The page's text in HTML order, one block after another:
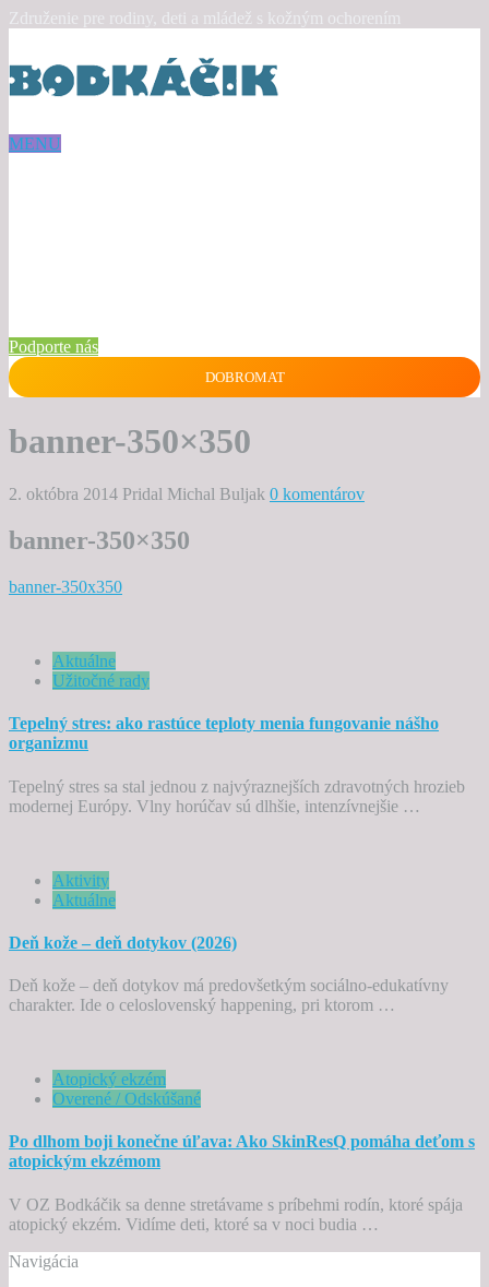
Združenie pre rodiny, deti a mládež s kožným ochorením
MENU
Podporte nás
DOBROMAT
banner-350×350
2. októbra 2014 Pridal Michal Buljak 0 komentárov
banner-350×350
banner-350x350
Aktuálne
Užitočné rady
Tepelný stres: ako rastúce teploty menia fungovanie nášho
organizmu
Tepelný stres sa stal jednou z najvýraznejších zdravotných hrozieb
modernej Európy. Vlny horúčav sú dlhšie, intenzívnejšie …
Aktivity
Aktuálne
Deň kože – deň dotykov (2026)
Deň kože – deň dotykov má predovšetkým sociálno-edukatívny
charakter. Ide o celoslovenský happening, pri ktorom …
Atopický ekzém
Overené / Odskúšané
Po dlhom boji konečne úľava: Ako SkinResQ pomáha deťom s
atopickým ekzémom
V OZ Bodkáčik sa denne stretávame s príbehmi rodín, ktoré spája
atopický ekzém. Vidíme deti, ktoré sa v noci budia …
Navigácia